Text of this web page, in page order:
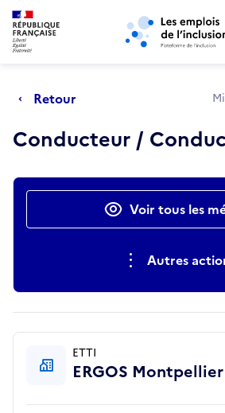
Aller au menu principal Aller au
Retour
Conducteur /
Actions rapidesVoir tous les
Autres
ETTI
ERGOS Montpellier
Retour au début de la page
Panneau de gestion des cookies